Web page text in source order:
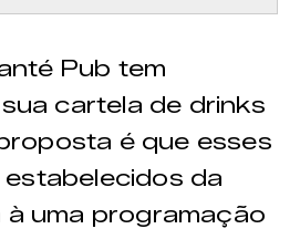
Pub tem
cartela de drinks
é que esses
da
à uma programação